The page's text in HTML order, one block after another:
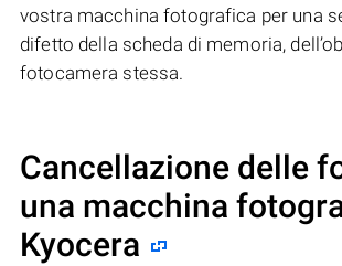
vostra macchina fotografica per una
difetto della scheda di memoria,
fotocamera stessa.
Cancellazione delle
una macchina
Kyocera